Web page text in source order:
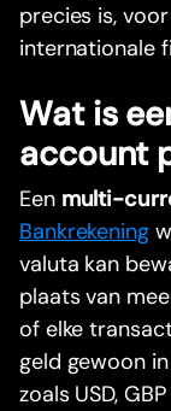
precies is,
internationale
Wat is
account
Een multi-
Bankrekening
valuta kan
plaats van
of elke
geld gewoon
zoals USD,